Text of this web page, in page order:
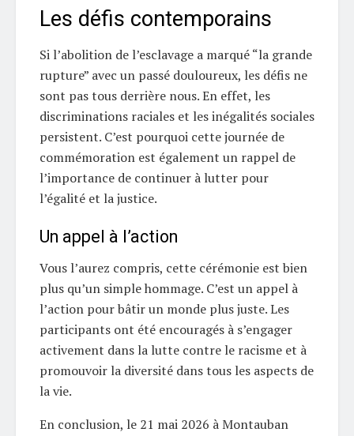
Les défis contemporains
Si l’abolition de l’esclavage a marqué “la grande
rupture” avec un passé douloureux, les défis ne
sont pas tous derrière nous. En effet, les
discriminations raciales et les inégalités sociales
persistent. C’est pourquoi cette journée de
commémoration est également un rappel de
l’importance de continuer à lutter pour
l’égalité et la justice.
Un appel à l’action
Vous l’aurez compris, cette cérémonie est bien
plus qu’un simple hommage. C’est un appel à
l’action pour bâtir un monde plus juste. Les
participants ont été encouragés à s’engager
activement dans la lutte contre le racisme et à
promouvoir la diversité dans tous les aspects de
la vie.
En conclusion, le 21 mai 2026 à Montauban